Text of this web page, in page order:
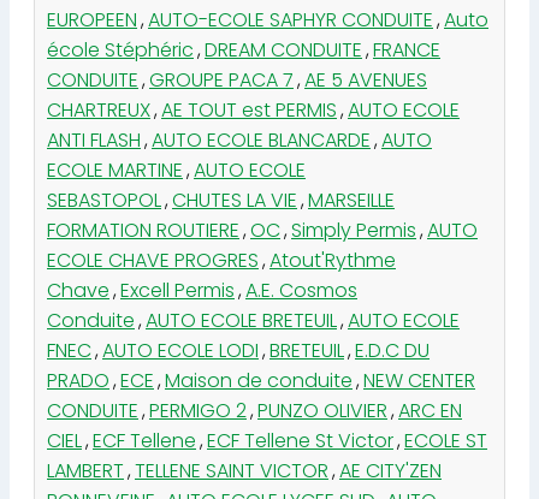
EUROPEEN,AUTO-ECOLE SAPHYR CONDUITE,Auto
école Stéphéric,DREAM CONDUITE,FRANCE
CONDUITE,GROUPE PACA 7,AE 5 AVENUES
CHARTREUX,AE TOUT est PERMIS,AUTO ECOLE
ANTI FLASH,AUTO ECOLE BLANCARDE,AUTO
ECOLE MARTINE,AUTO ECOLE
SEBASTOPOL,CHUTES LA VIE,MARSEILLE
FORMATION ROUTIERE,OC,Simply Permis,AUTO
ECOLE CHAVE PROGRES,Atout'Rythme
Chave,Excell Permis,A.E. Cosmos
Conduite,AUTO ECOLE BRETEUIL,AUTO ECOLE
FNEC,AUTO ECOLE LODI,BRETEUIL,E.D.C DU
PRADO,ECE,Maison de conduite,NEW CENTER
CONDUITE,PERMIGO 2,PUNZO OLIVIER,ARC EN
CIEL,ECF Tellene,ECF Tellene St Victor,ECOLE ST
LAMBERT,TELLENE SAINT VICTOR,AE CITY'ZEN